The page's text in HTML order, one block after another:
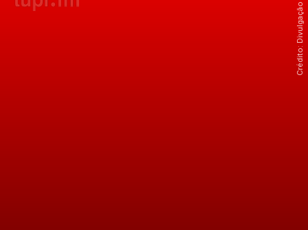
Crédito: Divulgação